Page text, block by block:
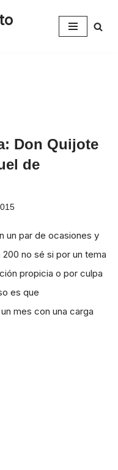
Don Quijote
de
un par de ocasiones y
no sé si por un tema
propicia o por culpa
es que
mes con una carga